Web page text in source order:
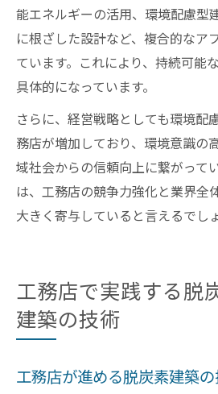
能エネルギーの活用、環境配慮型
に根ざした設計など、複合的なア
ています。これにより、持続可能
具体的になっています。
さらに、経営戦略としても環境配
務店が増加しており、環境意識の
域社会からの信頼向上に繋がって
は、工務店の競争力強化と業界全
大きく寄与していると言えるでしょ
工務店で実践する脱
建築の技術
工務店が進める脱炭素建築